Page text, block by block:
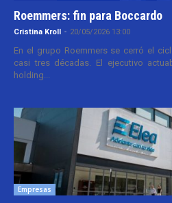
Roemmers: fin para Boccardo
Cristina Kroll - 20/05/2026 13:00
En el grupo Roemmers se cerró el
casi tres décadas. El ejecutivo
holding...
Empresas